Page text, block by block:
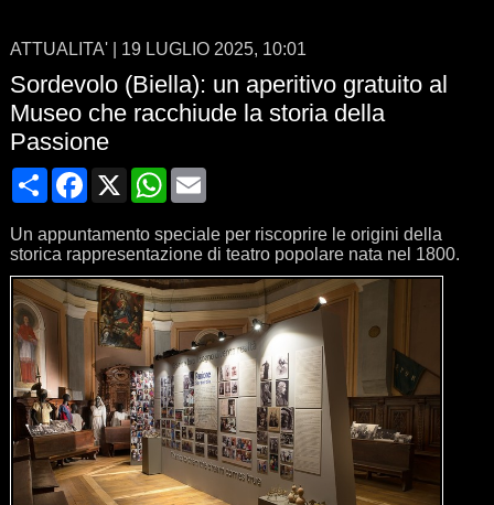
ATTUALITA'| 19 LUGLIO 2025, 10:01
Sordevolo (Biella): un aperitivo gratuito al
Museo che racchiude la storia della
Passione
CondividiFacebook
X WhatsApp
Email
Un appuntamento speciale per riscoprire le origini della
storica rappresentazione di teatro popolare nata nel 1800.